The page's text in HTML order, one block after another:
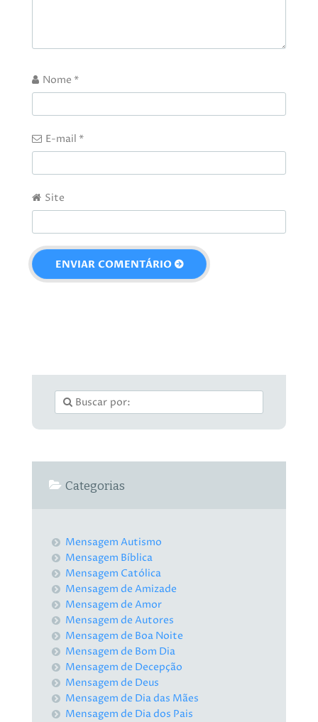
Nome *
E-mail *
Site
Categorias
Mensagem Autismo
Mensagem Bíblica
Mensagem Católica
Mensagem de Amizade
Mensagem de Amor
Mensagem de Autores
Mensagem de Boa Noite
Mensagem de Bom Dia
Mensagem de Decepção
Mensagem de Deus
Mensagem de Dia das Mães
Mensagem de Dia dos Pais